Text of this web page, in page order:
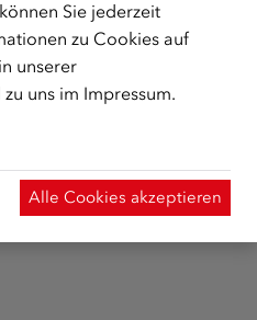
(ÖIF)
Sie jederzeit
zu Cookies auf
unserer
zu uns im Impressum.
Alle Cookies akzeptieren